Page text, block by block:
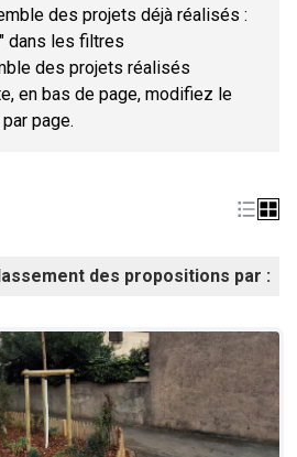
des projets déjà réalisés :
dans les filtres
des projets réalisés
en bas de page, modifiez le
page.
des propositions par :